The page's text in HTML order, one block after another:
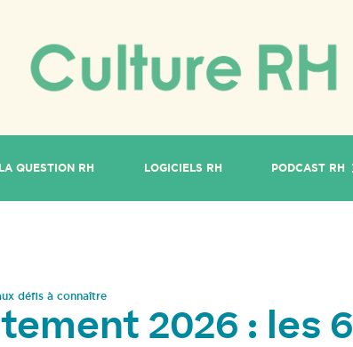
LA QUESTION RH LOGICIELS RH PODCAST RH
défis à connaître
2026 : les 6